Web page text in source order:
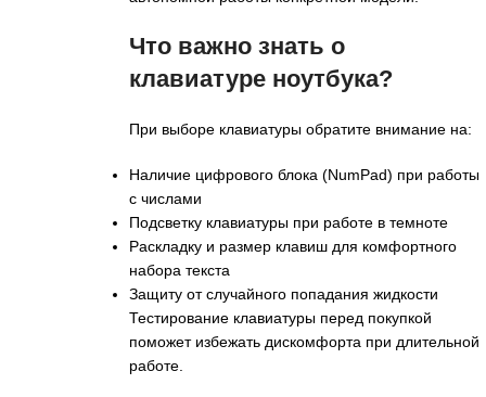
Что важно знать о
клавиатуре ноутбука?
При выборе клавиатуры обратите внимание на:
Наличие цифрового блока (NumPad) при работы
с числами
Подсветку клавиатуры при работе в темноте
Раскладку и размер клавиш для комфортного
набора текста
Защиту от случайного попадания жидкости
Тестирование клавиатуры перед покупкой
поможет избежать дискомфорта при длительной
работе.